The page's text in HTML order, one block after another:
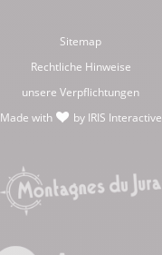
Sitemap
Rechtliche Hinweise
unsere Verpflichtungen
Made with
by IRIS Interactive